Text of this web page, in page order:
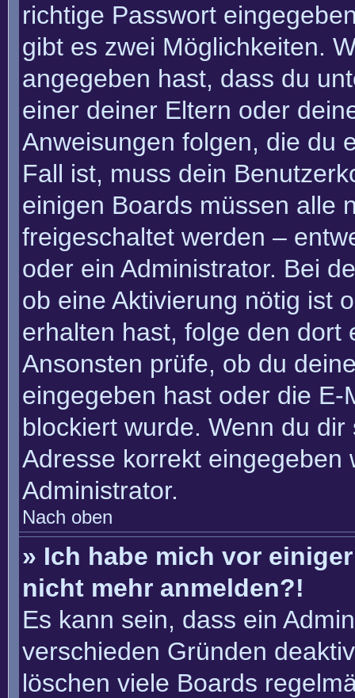
richtige Passwort
gibt es zwei Möglichkeiten.
angegeben hast, dass du
einer deiner Eltern oder
Anweisungen folgen, die du
Fall ist, muss dein
einigen Boards müssen alle
freigeschaltet werden –
oder ein Administrator. Bei
ob eine Aktivierung nötig ist
erhalten hast, folge den dort
Ansonsten prüfe, ob du
eingegeben hast oder die
blockiert wurde. Wenn du
Adresse korrekt
Administrator.
Nach oben
» Ich habe mich vor
nicht mehr anmelden?!
Es kann sein, dass ein
verschieden Gründen
löschen viele Boards